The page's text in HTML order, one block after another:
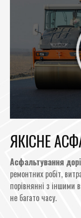
ЯКІСНЕ
Асфальтування
ремонтних робіт,
порівнянні з іншими
не багато часу.